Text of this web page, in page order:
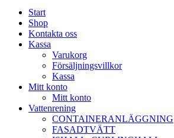
Start
Shop
Kontakta oss
Kassa
Varukorg
Försäljningsvillkor
Kassa
Mitt konto
Mitt konto
Vattenrening
CONTAINERANLÄGGNING
FASADTVÄTT